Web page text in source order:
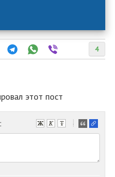
4
этот пост
-
-
-